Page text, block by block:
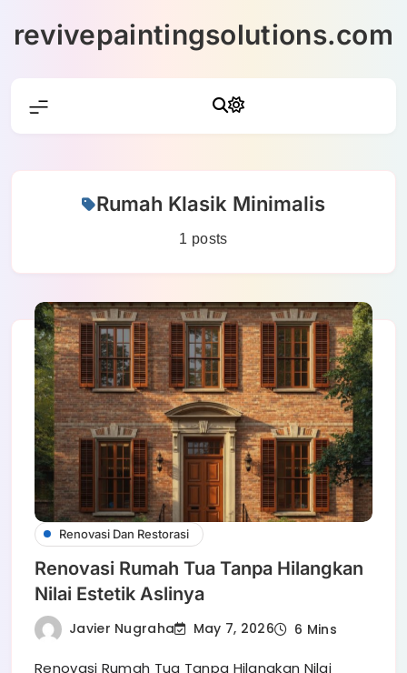
revivepaintingsolutions.com
Rumah Klasik Minimalis
1 posts
Renovasi Dan Restorasi
Renovasi Rumah Tua Tanpa Hilangkan
Nilai Estetik Aslinya
Javier Nugraha May 7, 2026 6 Mins
Renovasi Rumah Tua Tanpa Hilangkan Nilai